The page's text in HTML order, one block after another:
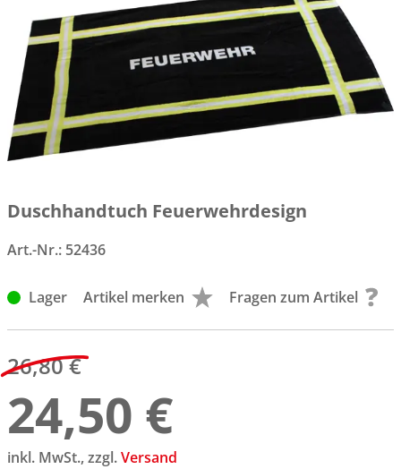
Duschhandtuch Feuerwehrdesign
Art.-Nr.: 52436
Lager Artikel merken Fragen zum Artikel
26,80 €
24,50 €
inkl. MwSt., zzgl.Versand